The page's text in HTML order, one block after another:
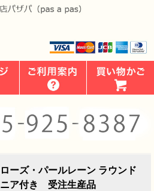
ーズ・パールレーン ラウンド
ア付き 受注生産品